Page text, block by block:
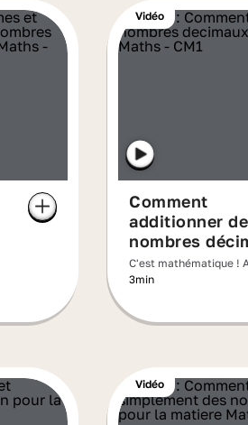
Vidéo
Comment
additionner
nombres
C'est mathématique !
3min
Vidéo